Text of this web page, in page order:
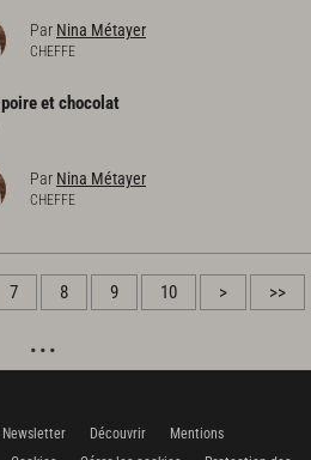
Par Nina Métayer
CHEFFE
poireetchocolat
Par Nina Métayer
CHEFFE
7 8 9 10 > >>
Newsletter Découvrir
Mentions